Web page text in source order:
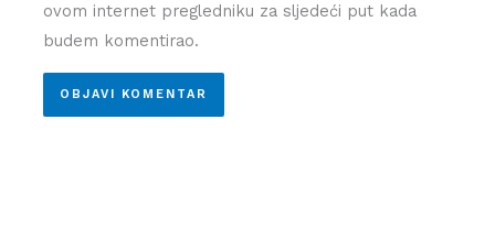
ovom internet pregledniku za sljedeći put kada
budem komentirao.